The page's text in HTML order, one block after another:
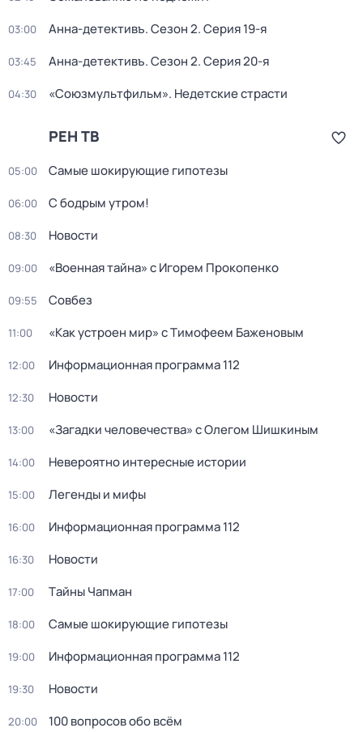
03:00 Анна-детективъ. Сезон 2. Серия 19-я
03:45 Анна-детективъ. Сезон 2. Серия 20-я
04:30 «Союзмультфильм». Недетские страсти
РЕН ТВ
05:00 Самые шoкиpующие гипотезы
06:00 С бодрым утром!
08:30 Новости
09:00 «Военная тайна» с Игорем Прокопенко
09:55 Совбез
11:00 «Как устроен мир» с Тимофеем Баженовым
12:00 Информационная программа 112
12:30 Новости
13:00 «Загадки человечества» с Олегом Шишкиным
14:00 Невероятно интересные истории
15:00 Легенды и мифы
16:00 Информационная программа 112
16:30 Новости
17:00 Тaйны Чапман
18:00 Самые шoкиpующие гипотезы
19:00 Информационная программа 112
19:30 Новости
20:00 100 вопросов обо всём